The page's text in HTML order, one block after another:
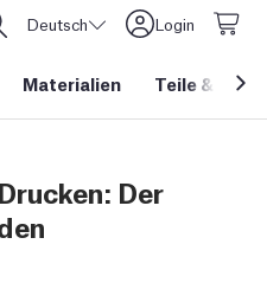
Deutsch Login
Materialien Teile &
Der